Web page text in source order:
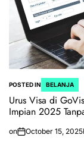
POSTED IN BELANJA
Urus Visa di
Impian 2025
on October 15, 2025